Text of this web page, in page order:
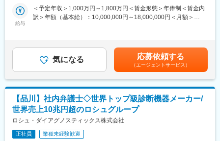
ETメンバーとの定期的な交流を通じて、ETの結束力を高める。
・組織の有効性向上：ETの決定事項とバックログを追跡・モニタ
がら、ET会議のロジスティクスおよび計画のあらゆる側?をリー
ドする。
変更の範囲：会社の定める業務
・リードの特定と育成：営業機会を発掘し、新規顧客関係を構
築、シーケンシング業界のキーパーソンと関係構築を行う
的に管理
・提案・コンサルテーション：製品プレゼンテーションやコンサ
ルティブ営業を通じて、シーケンシングソリューションの価値を
め、営業プロセス全体で技術的サポートを提供
・ブランド認知向上：学会、展示会、ネットワーキングイベント
等でロシュを代表し、思想的リーダーシップを確立し潜在顧客と
接点構築
・部門横断的連携：マーケティング、プロダクトマネジメント、
サービス、サポート部門と連携し、営業活動を企業戦略および顧
給与
＜予定年収＞1,000万円～1,800万円＜賃金形態＞年俸制＜賃金内
訳＞年額（基本給）：10,000,000円～18,000,000円＜月額＞
す。月給(月額)は固定手当を含めた表記です。
気になる 応募依頼する
（エージェントサービス）
【品川】社内弁護士◇世界トップ級診断機器メーカー/
世界売上10兆円超のロシュグループ
ロシュ・ダイアグノスティックス株式会社
正社員 業種未経験歓迎